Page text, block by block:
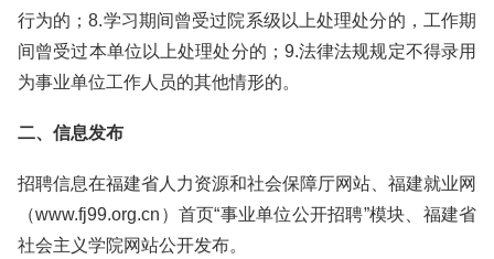
行为的；8.学习期间曾受过院系级以上处理处分的，工作期
间曾受过本单位以上处理处分的；9.法律法规规定不得录用
为事业单位工作人员的其他情形的。
二、信息发布
招聘信息在福建省人力资源和社会保障厅网站、福建就业网
（www.fj99.org.cn）首页“事业单位公开招聘”模块、福建省
社会主义学院网站公开发布。